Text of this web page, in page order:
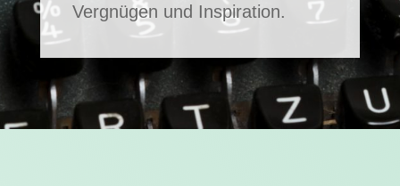
Vergnügen und Inspiration.